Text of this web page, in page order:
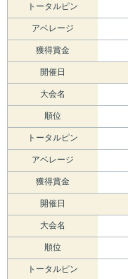
トータルピン
アベレージ
獲得賞金
開催日
大会名
順位
トータルピン
アベレージ
獲得賞金
開催日
大会名
順位
トータルピン